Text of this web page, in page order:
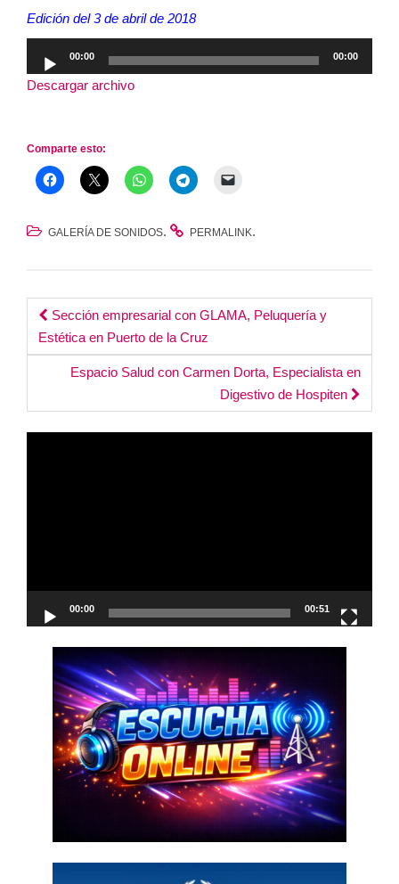
Edición del 3 de abril de 2018
de
audio
00:00 00:00
Descargar archivo
Comparte esto:
GALERÍA DE SONIDOS. PERMALINK.
Post
navigation
Sección empresarial con GLAMA, Peluquería y
Estética en Puerto de la Cruz
Espacio Salud con Carmen Dorta, Especialista en
Digestivo de Hospiten
00:00 00:51